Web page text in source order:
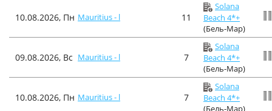
10.08.2026, Пн Mauritius - l 11
Solana
Beach 4*+
(Бель-Мар)
09.08.2026, Вс Mauritius - l 7
Solana
Beach 4*+
(Бель-Мар)
10.08.2026, Пн Mauritius - l 7
Solana
Beach 4*+
(Бель-Мар)